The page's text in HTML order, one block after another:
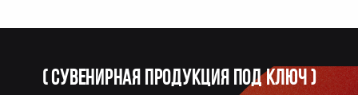
(Сувенирная продукция под ключ)